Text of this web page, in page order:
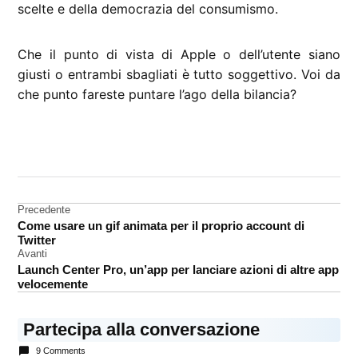
scelte e della democrazia del consumismo.
Che il punto di vista di Apple o dell’utente siano
giusti o entrambi sbagliati è tutto soggettivo. Voi da
che punto fareste puntare l’ago della bilancia?
approfondimenti
strategia
Navigazione
articoli
Precedente
Come usare un gif animata per il proprio account di
Twitter
Avanti
Launch Center Pro, un’app per lanciare azioni di altre app
velocemente
Partecipa alla conversazione
9 Comments